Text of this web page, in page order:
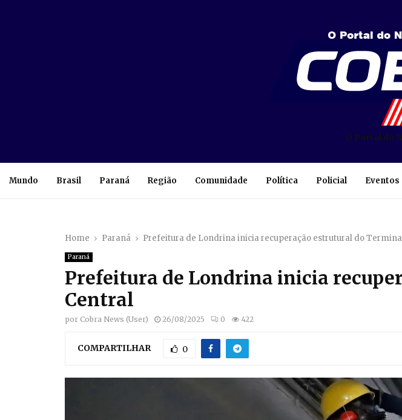
O Portal do
Mundo Brasil Paraná Região Comunidade Política Policial Eventos
Home Paraná Prefeitura de Londrina inicia recuperação estrutural do
Paraná
Prefeitura de Londrina inicia
Central
por Cobra News (User) 26/08/2025 0 422
COMPARTILHAR 0